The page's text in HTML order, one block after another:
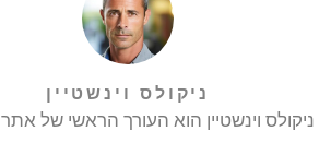
ניקולס וינשטיין
ניקולס וינשטיין הוא העורך הראשי של אתר Datilin.